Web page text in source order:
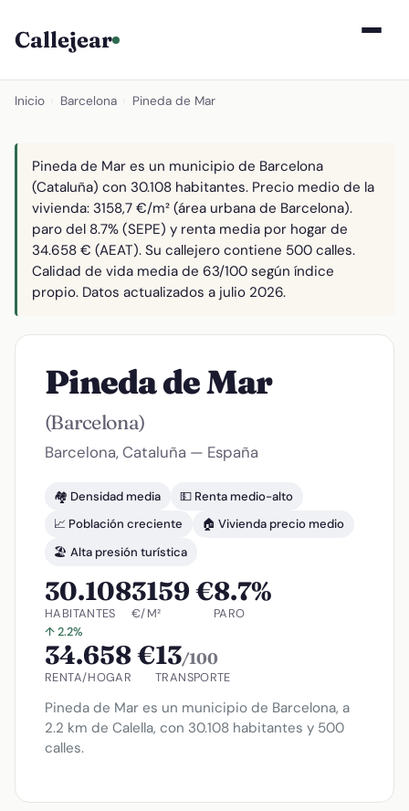
Callejear
Inicio Barcelona Pineda de Mar
Pineda de Mar es un municipio de Barcelona
(Cataluña) con 30.108 habitantes. Precio medio de la
vivienda: 3158,7 €/m² (área urbana de Barcelona).
paro del 8.7% (SEPE) y renta media por hogar de
34.658 € (AEAT). Su callejero contiene 500 calles.
Calidad de vida media de 63/100 según índice
propio. Datos actualizados a julio 2026.
Pineda de Mar
(Barcelona)
Barcelona, Cataluña — España
🏘️ Densidad media
💵 Renta medio-alto
📈 Población creciente
🏠 Vivienda precio medio
🏖️ Alta presión turística
30.108
HABITANTES
↑ 2.2%
3159 €
€/M²
8.7%
PARO
34.658 €
RENTA/HOGAR
13/100
TRANSPORTE
Pineda de Mar es un municipio de Barcelona, a
2.2 km de Calella, con 30.108 habitantes y 500
calles.